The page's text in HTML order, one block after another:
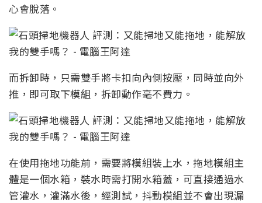
心會脫落。
而拆卸時，只需雙手將卡扣向內側按壓，同時並向外
推，即可取下模組，拆卸動作毫不費力。
在使用拖地功能前，需要將模組裝上水，拖地模組主
體是一個水箱，裝水時需打開水箱蓋，可直接通過水
管灌水，灌滿水後，經測試，抖動模組並不會出現漏